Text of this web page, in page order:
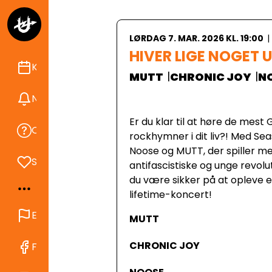
Kalender
Nyheder
Om Ungdomshuset
Støt
English
Find os på Facebook
LØRDAG 7. MAR. 2026 KL. 19:00 |
HIVER LIGE NOGET
MUTT |CHRONIC JOY |
Er du klar til at høre de mest
rockhymner i dit liv?! Med
Noose og MUTT, der spiller
antifascistiske og unge
du være sikker på at opleve
lifetime-koncert!
MUTT
CHRONIC JOY